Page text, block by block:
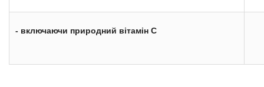
- включаючи природний вітамін С